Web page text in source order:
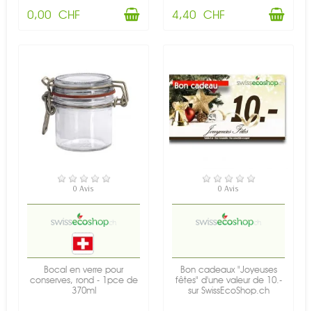
0,00 CHF 4,40 CHF
EN STOCK
0 Avis
Bocal en verre pour
conserves, rond - 1pce de
370ml
EN STOCK
0 Avis
Bon cadeaux "Joyeuses
fêtes" d'une valeur de 10.-
sur SwissEcoShop.ch